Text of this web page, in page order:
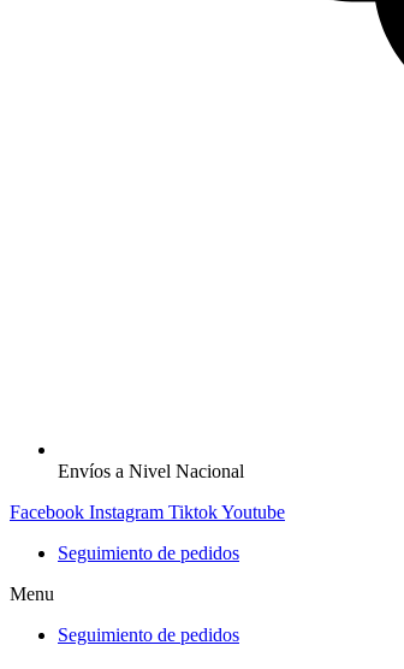
Envíos a Nivel Nacional
Facebook Instagram TiktokYoutube
Seguimiento de pedidos
Menu
Seguimiento de pedidos